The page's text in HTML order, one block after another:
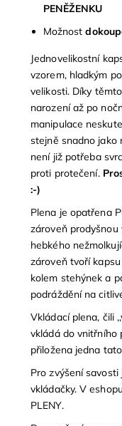
PENĚŽENKU
Možnost
Jednovelikostní
vzorem, hladkým
velikosti. Díky
narození až po
manipulace
stejně snadno jako
není již potřeba
proti protečení.
:-)
Plena je opatřena
zároveň
hebkého
zároveň tvoří
kolem stehýnek a
podráždění na
Vkládací plena, čili
vkládá do vnitřního
přiložena jedna
Pro zvýšení
vkládačky. V
PLENY.